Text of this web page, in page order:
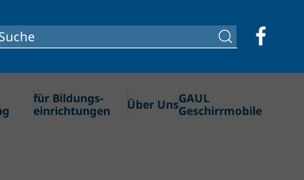
für Bildungs­­
einrichtungen
Über UnsGAUL
Geschirrmobile